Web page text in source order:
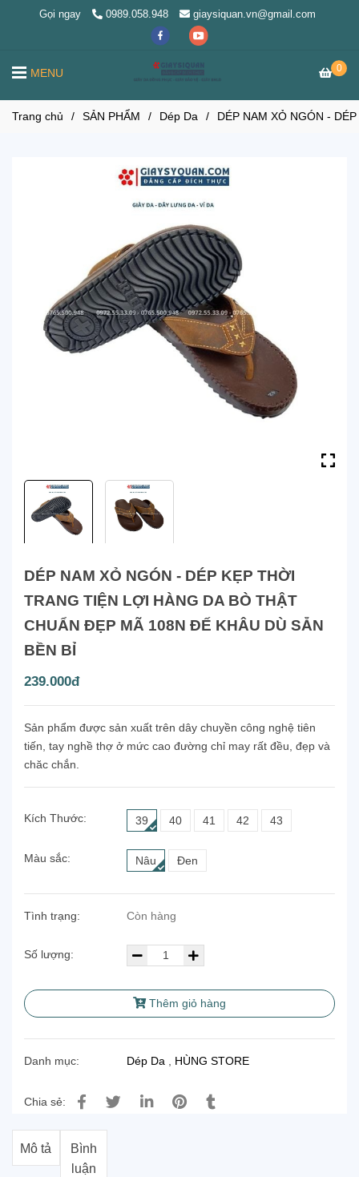
Gọi ngay 0989.058.948 giaysiquan.vn@gmail.com
0
MENU
Trang chủ / SẢN PHẨM / Dép Da / DÉP NAM XỎ NGÓN -
DÉP NAM XỎ NGÓN - DÉP KẸP THỜI
TRANG TIỆN LỢI HÀNG DA BÒ THẬT
CHUẨN ĐẸP MÃ 108N ĐẾ KHÂU DÙ SẴN
BỀN BỈ
239.000đ
Sản phẩm được sản xuất trên dây chuyền công nghệ tiên
tiến, tay nghề thợ ở mức cao đường chỉ may rất đều, đẹp và
chăc chắn.
Kích Thước: 39 40 41 42 43
Màu sắc: Nâu Đen
Tình trạng: Còn hàng
Số lượng:
Thêm giỏ hàng
Danh mục: Dép Da , HÙNG STORE
Chia sẻ:
Mô tả
Bình
luận